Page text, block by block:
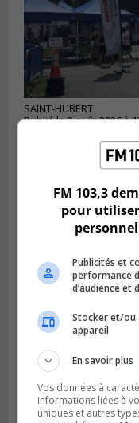
SAINT-HUBERT
Publié le 3 août 2026 à
BROSSARD
Publié le 2 août 2026 à
Le Festin
à Brossard
FM 103,3
pour
Publicités et
performance
d’audience et
Stocker et/ou
appareil
En savoir plus
Vos données à
informations liées à
uniques et autres